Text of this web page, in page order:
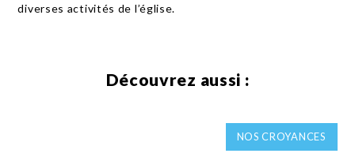
diverses activités de l’église.
Découvrez aussi :
NOS CROYANCES